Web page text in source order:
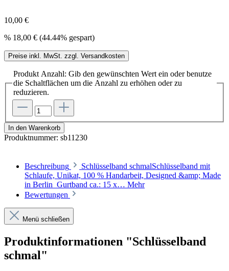
10,00 €
% 18,00 € (44.44% gespart)
Preise inkl. MwSt. zzgl. Versandkosten
Produkt Anzahl: Gib den gewünschten Wert ein oder benutze
die Schaltflächen um die Anzahl zu erhöhen oder zu
reduzieren.
In den Warenkorb
Produktnummer: sb11230
Beschreibung
Schlüsselband schmalSchlüsselband mit
Schlaufe, Unikat, 100 % Handarbeit, Designed &amp; Made
in Berlin Gurtband ca.: 15 x… Mehr
Bewertungen
Menü schließen
Produktinformationen "Schlüsselband
schmal"